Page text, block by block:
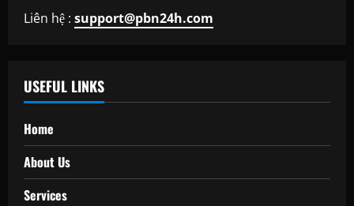
Liên hệ : support@pbn24h.com
USEFUL LINKS
Home
About Us
Services